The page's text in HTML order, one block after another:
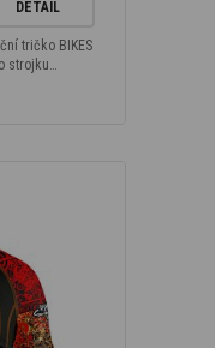
DETAIL
tričko BIKES
strojku…